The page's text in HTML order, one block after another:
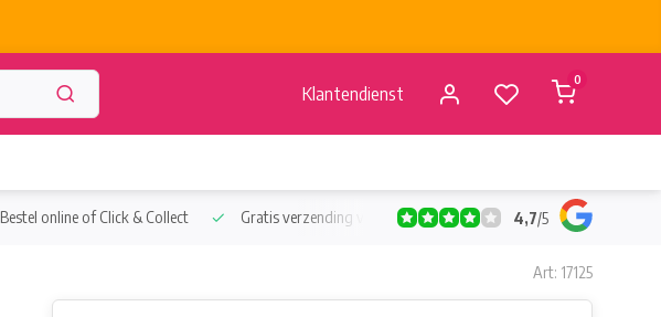
Klantendienst
0
Bestel online of Click & Collect Gratis verzending vanaf €50 Verzending vanaf BE €4,95 -
4,7/5
Art: 17125